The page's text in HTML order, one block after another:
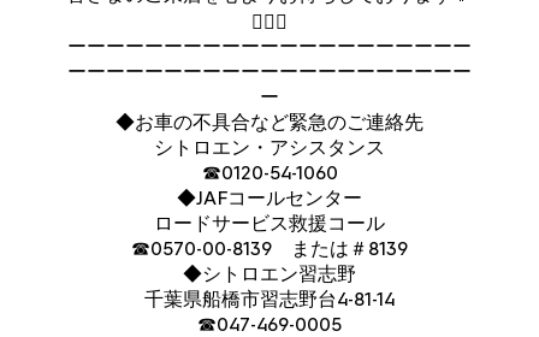
🙇🏻‍♀️
ーーーーーーーーーーーーーーーーーーーーー
ーーーーーーーーーーーーーーーーーーーーー
ー
◆お車の不具合など緊急のご連絡先
シトロエン・アシスタンス
☎0120-54-1060
◆JAFコールセンター
ロードサービス救援コール
☎0570-00-8139 または＃8139
◆シトロエン習志野
千葉県船橋市習志野台4-81-14
☎047-469-0005